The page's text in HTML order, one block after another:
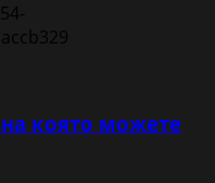
която можете